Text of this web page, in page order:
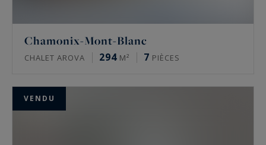
Chamonix-Mont-Blanc
CHALET AROVA 294 M² 7 PIÈCES
VENDU